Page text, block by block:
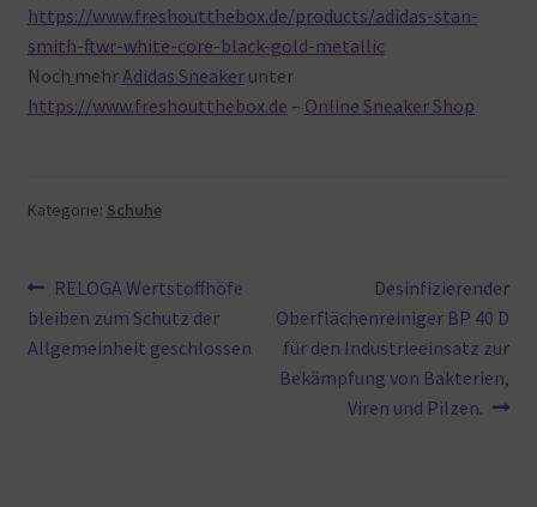
https://www.freshoutthebox.de/products/adidas-stan-
smith-ftwr-white-core-black-gold-metallic
Noch mehrAdidas Sneakerunter
https://www.freshoutthebox.de – Online Sneaker Shop
Kategorie: Schuhe
Beitragsnavigation
Vorheriger
Beitrag:
RELOGA Wertstoffhöfe
bleiben zum Schutz der
Allgemeinheit geschlossen
Nächster
Beitrag:
Desinfizierender
Oberflächenreiniger BP 40 D
für den Industrieeinsatz zur
Bekämpfung von Bakterien,
Viren und Pilzen.